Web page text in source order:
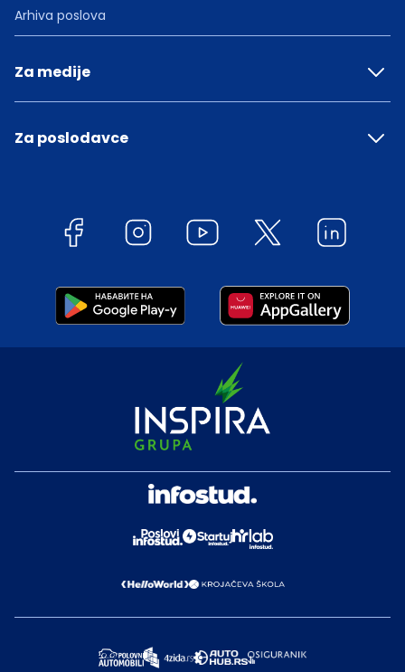
Arhiva poslova
Za medije
Za poslodavce